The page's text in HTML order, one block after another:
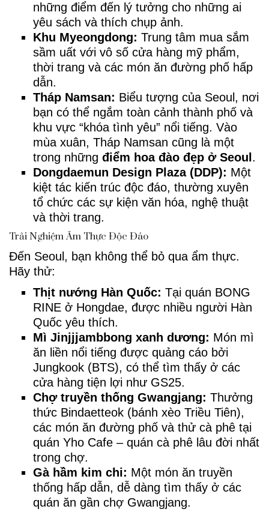
những điểm đến lý tưởng cho những ai
yêu sách và thích chụp ảnh.
Khu Myeongdong: Trung tâm mua sắm
sầm uất với vô số cửa hàng mỹ phẩm,
thời trang và các món ăn đường phố hấp
dẫn.
Tháp Namsan: Biểu tượng của Seoul, nơi
bạn có thể ngắm toàn cảnh thành phố và
khu vực “khóa tình yêu” nổi tiếng. Vào
mùa xuân, Tháp Namsan cũng là một
trong những điểm hoa đào đẹp ở Seoul .
Dongdaemun Design Plaza (DDP): Một
kiệt tác kiến trúc độc đáo, thường xuyên
tổ chức các sự kiện văn hóa, nghệ thuật
và thời trang.
Trải Nghiệm Ẩm Thực Độc Đáo
Đến Seoul, bạn không thể bỏ qua ẩm thực.
Hãy thử:
Thịt nướng Hàn Quốc: Tại quán BONG
RINE ở Hongdae, được nhiều người Hàn
Quốc yêu thích.
Mì Jinjjjambbong xanh dương: Món mì
ăn liền nổi tiếng được quảng cáo bởi
Jungkook (BTS), có thể tìm thấy ở các
cửa hàng tiện lợi như GS25.
Chợ truyền thống Gwangjang: Thưởng
thức Bindaetteok (bánh xèo Triều Tiên),
các món ăn đường phố và thử cà phê tại
quán Yho Cafe – quán cà phê lâu đời nhất
trong chợ.
Gà hầm kim chi: Một món ăn truyền
thống hấp dẫn, dễ dàng tìm thấy ở các
quán ăn gần chợ Gwangjang.